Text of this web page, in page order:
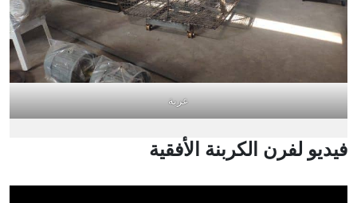
عربة
فيديو لفرن الكربنة الأفقية